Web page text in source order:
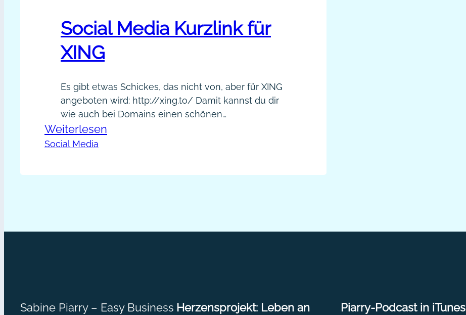
Social Media Kurzlink für
XING
Es gibt etwas Schickes, das nicht von, aber für XING
angeboten wird: http://xing.to/ Damit kannst du dir
wie auch bei Domains einen schönen
aussagekräftigen Profillink und neuerdings auch
Links für ein Event oder eine Gruppe sichern. Der
Weiterlesen
Kurzlink
Social Media
Sabine Piarry – Easy Business Herzensprojekt: Leben an
Piarry-Podcast in iTunes